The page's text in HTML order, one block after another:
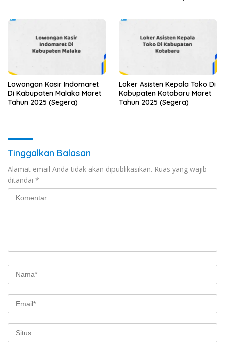
Lowongan Kasir Indomaret
Di Kabupaten Malaka Maret
Tahun 2025 (Segera)
Loker Asisten Kepala Toko Di
Kabupaten Kotabaru Maret
Tahun 2025 (Segera)
Tinggalkan Balasan
Alamat email Anda tidak akan dipublikasikan. Ruas yang wajib
ditandai *